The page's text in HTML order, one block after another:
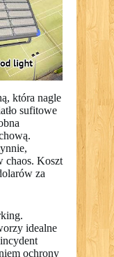
która nagle
sufitowe
chaos. Koszt
za
idealne
ochrony